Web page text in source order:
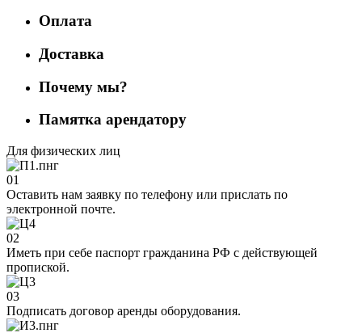
Оплата
Доставка
Почему мы?
Памятка арендатору
Для физических лиц
01
Оставить нам заявку по телефону или прислать по
электронной почте.
02
Иметь при себе паспорт гражданина РФ с действующей
пропиской.
03
Подписать договор аренды оборудования.